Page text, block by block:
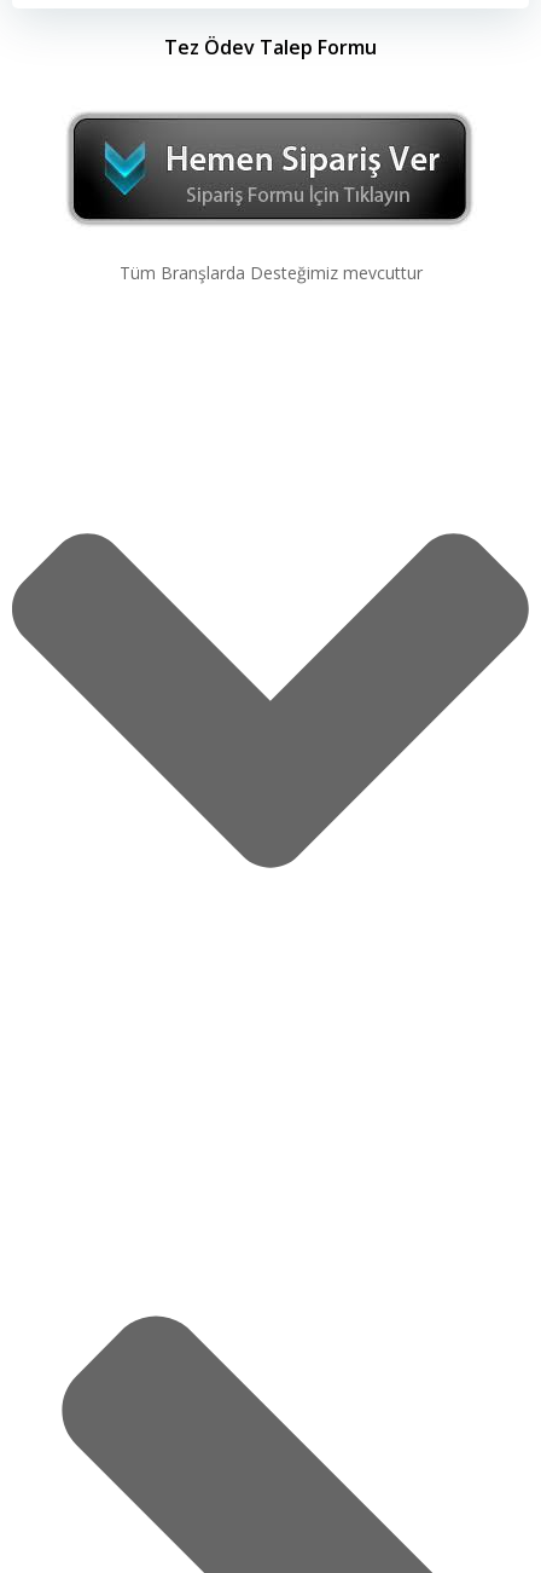
Tez Ödev Talep Formu
Tüm Branşlarda Desteğimiz mevcuttur